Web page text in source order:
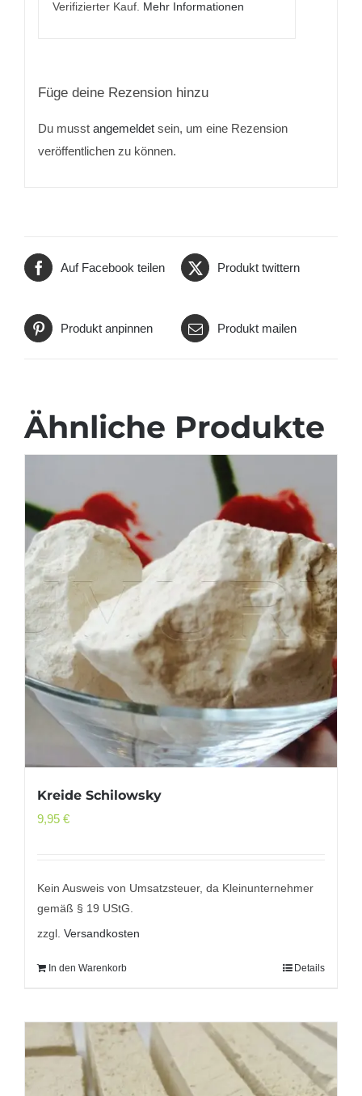
Verifizierter Kauf. Mehr Informationen
Füge deine Rezension hinzu
Du musst angemeldetsein, um eine Rezension
veröffentlichen zu können.
Auf Facebook teilen Produkt twittern
Produkt anpinnen Produkt mailen
Ähnliche Produkte
Kreide Schilowsky
9,95 €
Kein Ausweis von Umsatzsteuer, da Kleinunternehmer
gemäß § 19 UStG.
zzgl. Versandkosten
In den Warenkorb Details